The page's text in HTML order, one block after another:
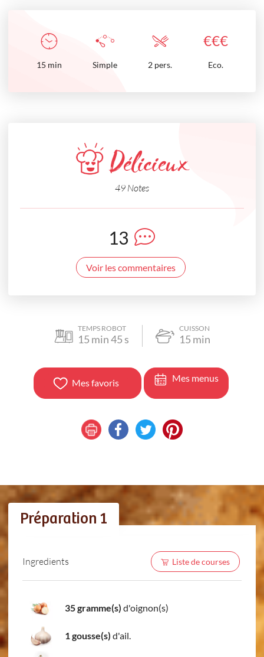
€€€
15 min Simple 2 pers. Eco.
Délicieux
49 Notes
13
Voir les commentaires
TEMPS ROBOT
15 min45 s
CUISSON
15 min
Mes favoris Mes menus
Préparation 1
Ingredients Liste de courses
35 gramme(s) d'oignon(s)
1 gousse(s) d'ail.